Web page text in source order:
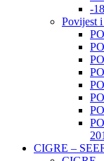
-
Povijest
CIGRE –